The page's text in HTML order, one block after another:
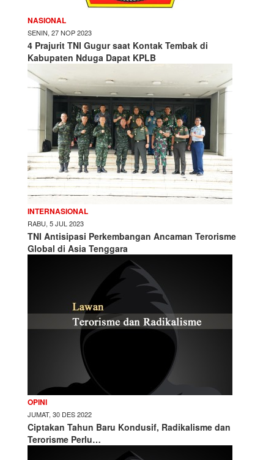
NASIONAL
SENIN, 27 NOP 2023
4 Prajurit TNI Gugur saat Kontak Tembak di
Kabupaten Nduga Dapat KPLB
INTERNASIONAL
RABU, 5 JUL 2023
TNI Antisipasi Perkembangan Ancaman Terorisme
Global di Asia Tenggara
OPINI
JUMAT, 30 DES 2022
Ciptakan Tahun Baru Kondusif, Radikalisme dan
Terorisme Perlu…